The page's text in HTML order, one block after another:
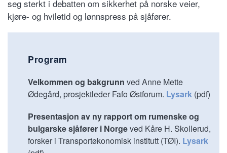
seg sterkt i debatten om sikkerhet på norske veier,
kjøre- og hviletid og lønnspress på sjåfører.
Program
Velkommen og bakgrunn ved Anne Mette
Ødegård, prosjektleder Fafo Østforum. Lysark (pdf)
Presentasjon av ny rapport om rumenske og
bulgarske sjåfører i Norgeved Kåre H. Skollerud,
forsker i Transportøkonomisk institutt (TØI). Lysark